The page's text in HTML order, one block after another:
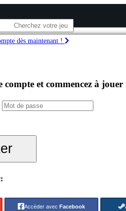
dès maintenant !
compte et commencez à
Accèder avec Facebook